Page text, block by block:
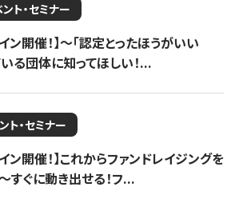
ト・セミナー
ン開催！】〜「認定とったほうがいい
いる団体に知ってほしい！...
ト・セミナー
ン開催！】これからファンドレイジングを
すぐに動き出せる！フ...